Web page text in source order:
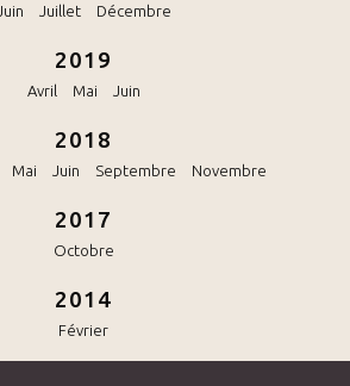
Juin Juillet Décembre
2019
Avril Mai Juin
2018
Mai Juin Septembre Novembre
2017
Octobre
2014
Février